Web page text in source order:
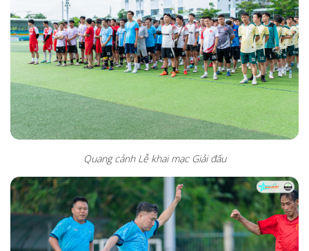
Quang cảnh Lễ khai mạc Giải đấu